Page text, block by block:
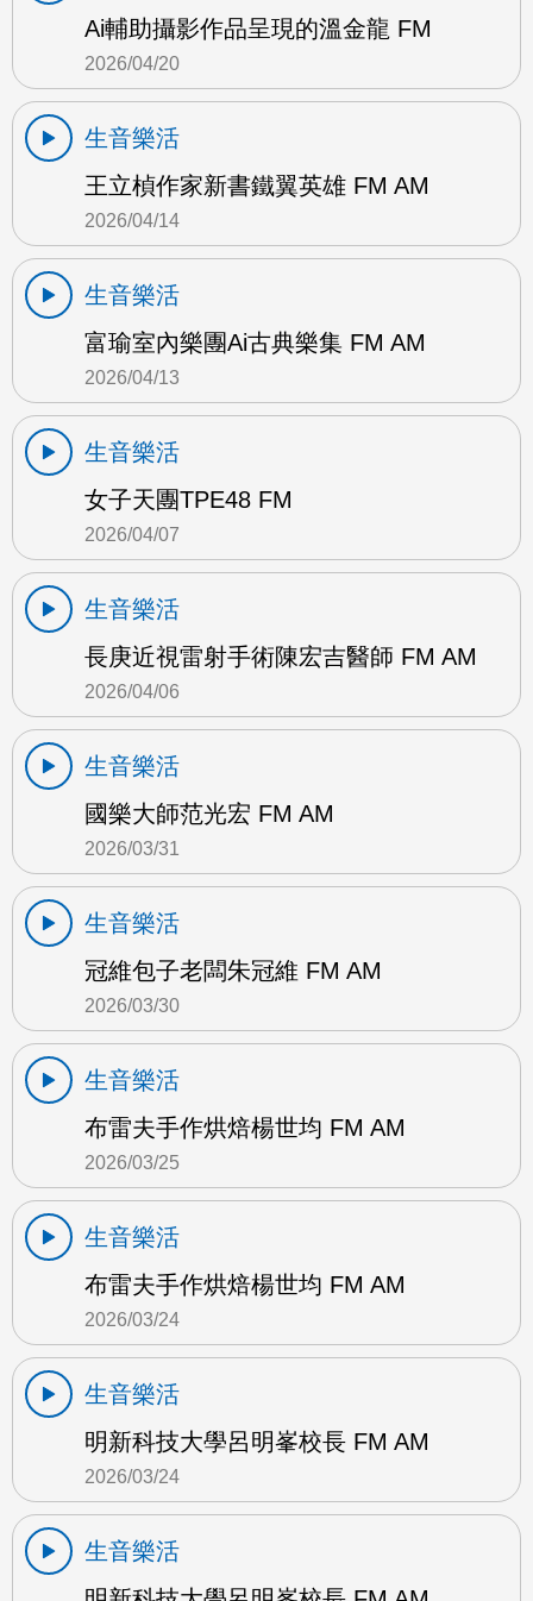
Ai輔助攝影作品呈現的溫金龍 FM
2026/04/20
生音樂活
王立楨作家新書鐵翼英雄 FM AM
2026/04/14
生音樂活
富瑜室內樂團Ai古典樂集 FM AM
2026/04/13
生音樂活
女子天團TPE48 FM
2026/04/07
生音樂活
長庚近視雷射手術陳宏吉醫師 FM AM
2026/04/06
生音樂活
國樂大師范光宏 FM AM
2026/03/31
生音樂活
冠維包子老闆朱冠維 FM AM
2026/03/30
生音樂活
布雷夫手作烘焙楊世均 FM AM
2026/03/25
生音樂活
布雷夫手作烘焙楊世均 FM AM
2026/03/24
生音樂活
明新科技大學呂明峯校長 FM AM
2026/03/24
生音樂活